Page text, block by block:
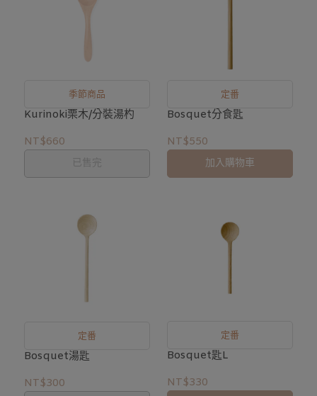
季節商品
Kurinoki栗木/分裝湯杓
NT$660
已售完
定番
Bosquet分食匙
NT$550
加入購物車
定番
Bosquet湯匙
NT$300
定番
Bosquet匙L
NT$330